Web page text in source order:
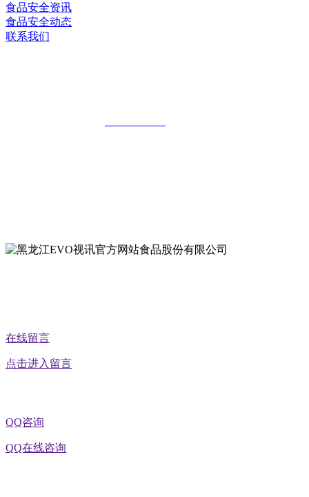
食品安全资讯
食品安全动态
联系我们
在线留言
点击进入留言
QQ咨询
QQ在线咨询